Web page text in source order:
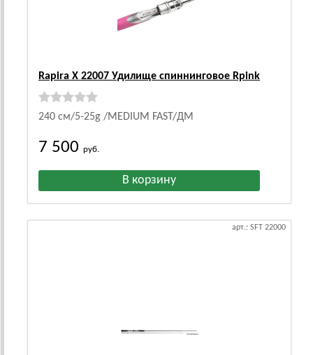
Rapira X 22007 Удилище спиннинговое Rpink
240 см/5-25g /MEDIUM FAST/ДМ
7 500 руб.
арт.: SFT 22000